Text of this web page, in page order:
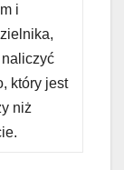
i
który jest
niż